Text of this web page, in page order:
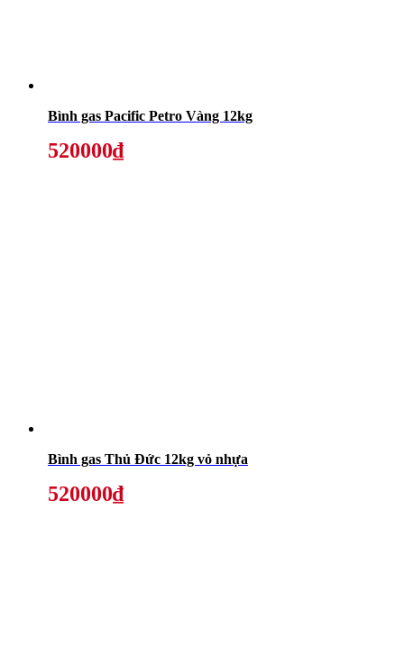
Bình gas Pacific Petro Vàng 12kg
520000₫
Bình gas Thủ Đức 12kg vỏ nhựa
520000₫